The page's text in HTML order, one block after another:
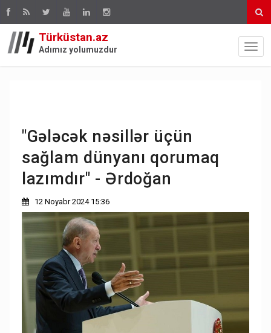
Türküstan.az
Adımız yolumuzdur
"Gələcək nəsillər üçün
sağlam dünyanı qorumaq
lazımdır" - Ərdoğan
12 Noyabr 2024 15:36